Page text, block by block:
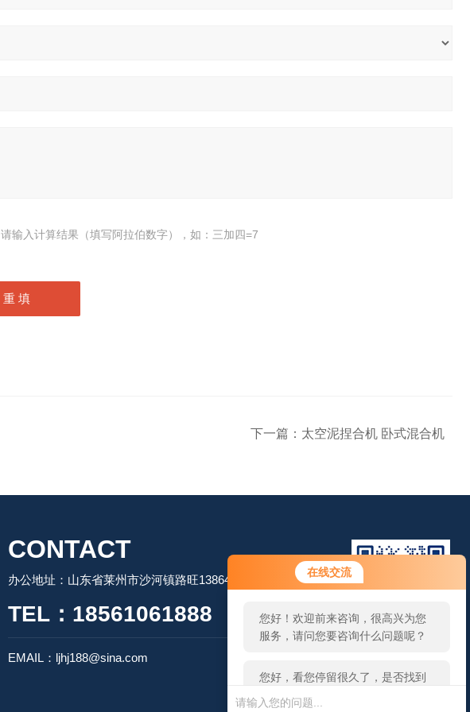
在线交流
您好！欢迎前来咨询，很高兴为您
服务，请问您要咨询什么问题呢？
您好，看您停留很久了，是否找到
了需求产品，您可以直接在线与我
请输入计算结果（填写阿拉伯数字），如：三加四=7
下一篇： 太空泥捏合机 卧式混合机
CONTACT
办公地址：山东省莱州市沙河镇路旺13864506509
TEL：18561061888
EMAIL：ljhj188@sina.com